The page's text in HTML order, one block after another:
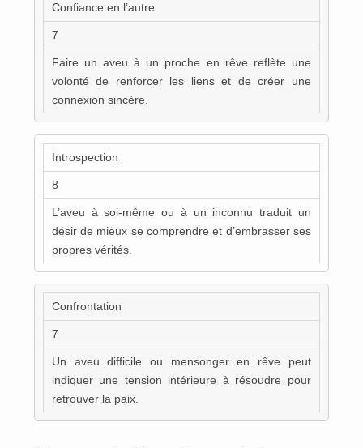
Confiance en l’autre
7
Faire un aveu à un proche en rêve reflète une
volonté de renforcer les liens et de créer une
connexion sincère.
Introspection
8
L’aveu à soi-même ou à un inconnu traduit un
désir de mieux se comprendre et d’embrasser ses
propres vérités.
Confrontation
7
Un aveu difficile ou mensonger en rêve peut
indiquer une tension intérieure à résoudre pour
retrouver la paix.